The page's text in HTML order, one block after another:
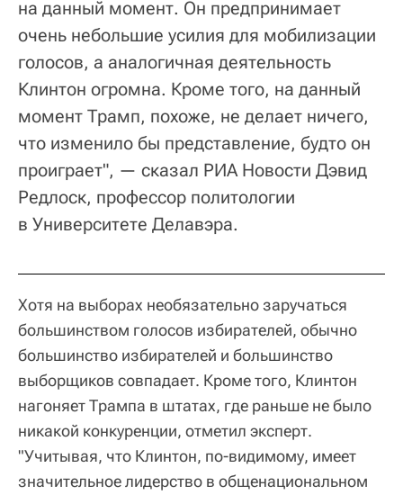
на данный момент. Он предпринимает
очень небольшие усилия для мобилизации
голосов, а аналогичная деятельность
Клинтон огромна. Кроме того, на данный
момент Трамп, похоже, не делает ничего,
что изменило бы представление, будто он
проиграет", — сказал РИА Новости Дэвид
Редлоск, профессор политологии
в Университете Делавэра.
Хотя на выборах необязательно заручаться
большинством голосов избирателей, обычно
большинство избирателей и большинство
выборщиков совпадает. Кроме того, Клинтон
нагоняет Трампа в штатах, где раньше не было
никакой конкуренции, отметил эксперт.
"Учитывая, что Клинтон, по-видимому, имеет
значительное лидерство в общенациональном